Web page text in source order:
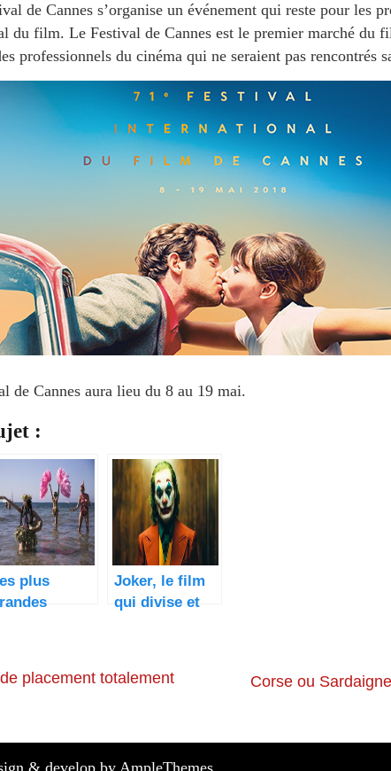
de Cannes s’organise un événement qui reste pour les
du film. Le Festival de Cannes est le premier marché du
professionnels du cinéma qui ne seraient pas rencontrés
de Cannes aura lieu du 8 au 19 mai.
:
plus
Joker, le film
qui divise et
placement totalement
Corse ou